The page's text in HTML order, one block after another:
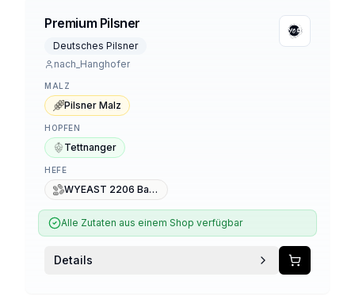
Premium Pilsner
Deutsches Pilsner
nach_Hanghofer
MALZ
Pilsner Malz
HOPFEN
Tettnanger
HEFE
WYEAST 2206 Bavarian Lager
Alle Zutaten aus einem Shop verfügbar
Details